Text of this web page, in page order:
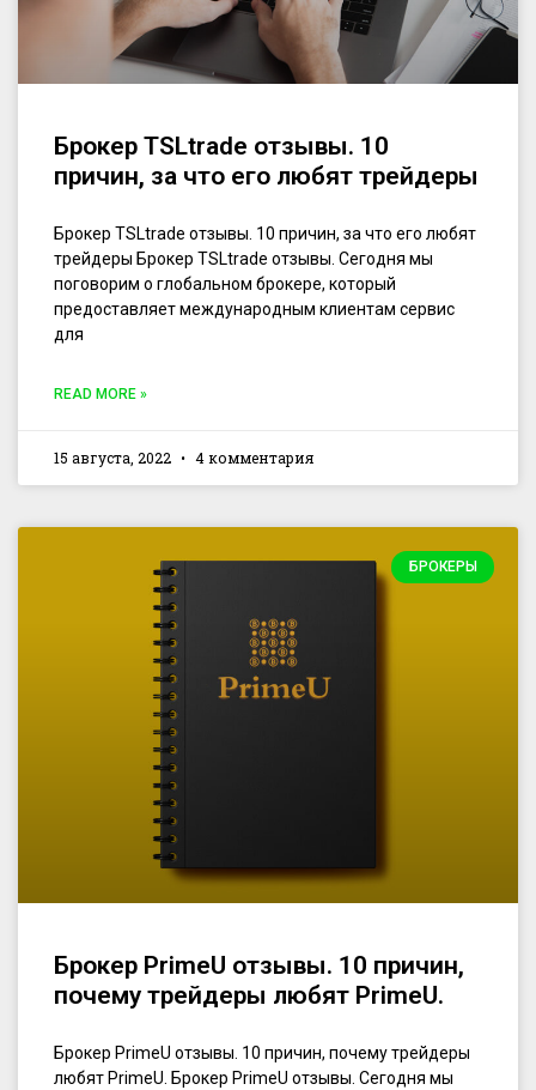
Брокер TSLtrade отзывы. 10
причин, за что его любят трейдеры
Брокер TSLtrade отзывы. 10 причин, за что его любят
трейдеры Брокер TSLtrade отзывы. Сегодня мы
поговорим о глобальном брокере, который
предоставляет международным клиентам сервис
для
READ MORE »
15 августа, 2022 4 комментария
БРОКЕРЫ
Брокер PrimeU отзывы. 10 причин,
почему трейдеры любят PrimeU.
Брокер PrimeU отзывы. 10 причин, почему трейдеры
любят PrimeU. Брокер PrimeU отзывы. Сегодня мы